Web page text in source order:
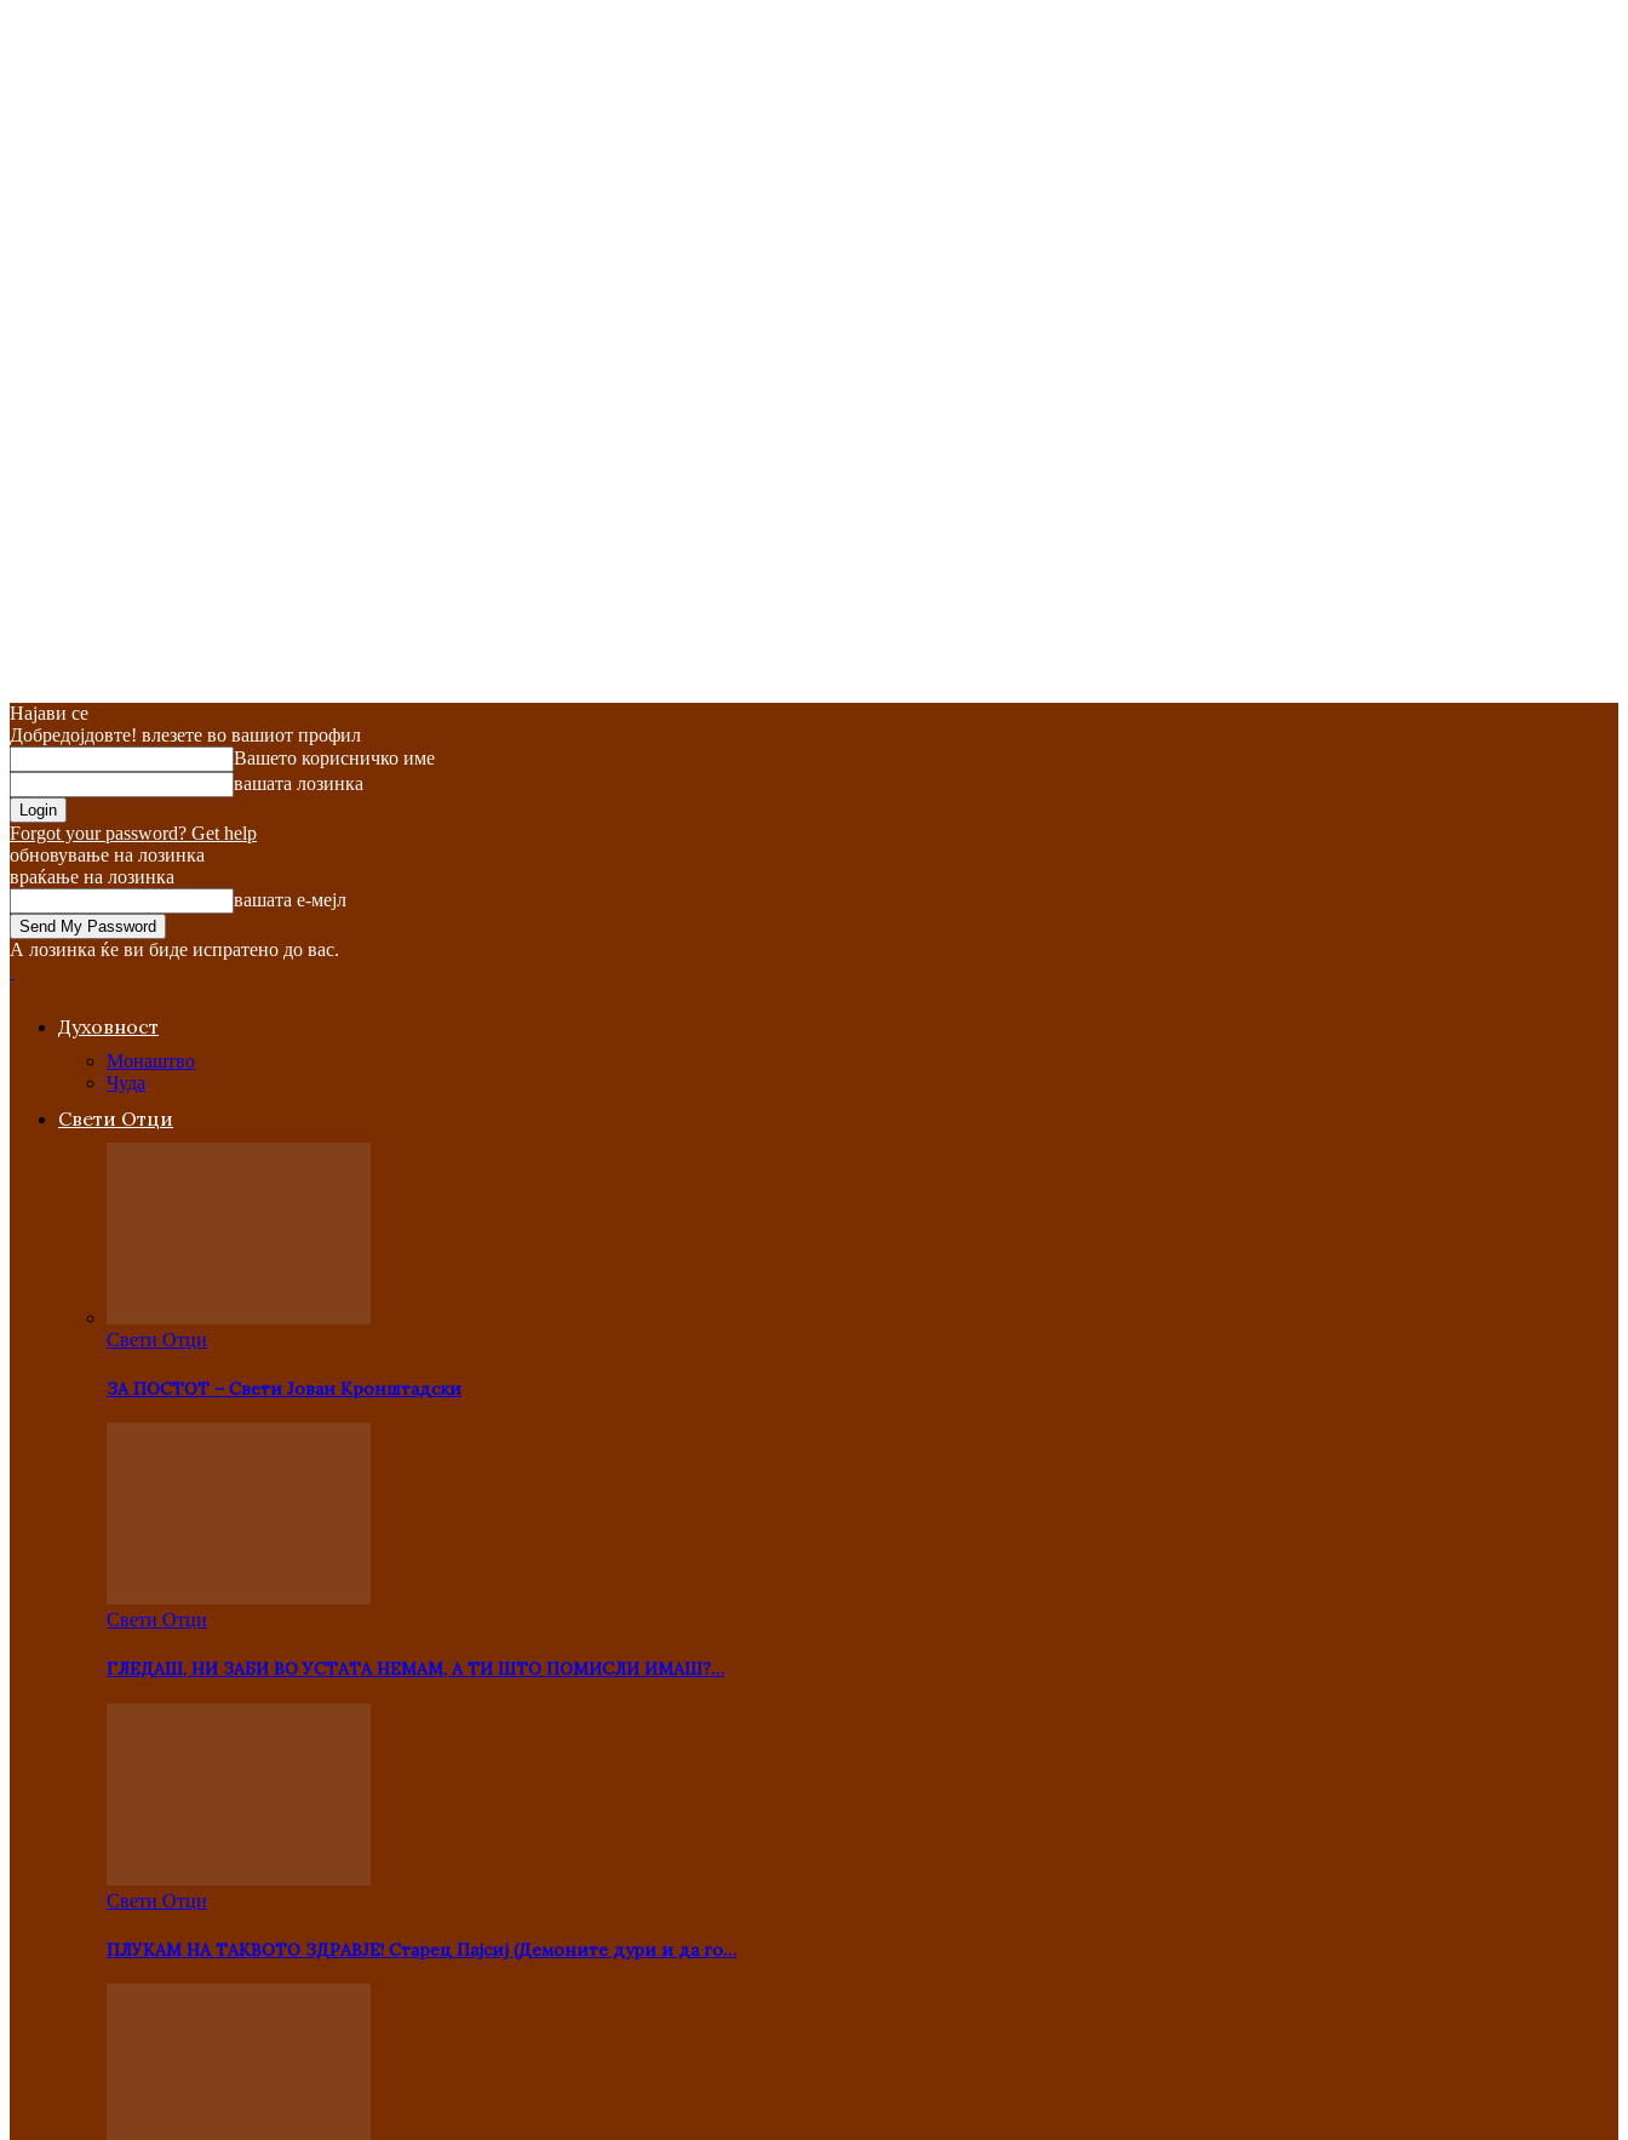
Најави се
Добредојдовте! влезете во вашиот профил
Вашето корисничко име
вашата лозинка
Forgot your password? Get help
обновување на лозинка
враќање на лозинка
вашата е-мејл
А лозинка ќе ви биде испратено до вас.
Духовност
Монаштво
Чуда
Свети Отци
Свети Отци
ЗА ПОСТОТ – Свети Јован Кронштадски
Свети Отци
ГЛЕДАШ, НИ ЗАБИ ВО УСТАТА НЕМАМ, А ТИ ШТО ПОМИСЛИ ИМАШ?…
Свети Отци
ПЛУКАМ НА ТАКВОТО ЗДРАВЈЕ! Старец Пајсиј (Демоните дури и да го…